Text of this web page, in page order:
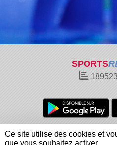
SPORTS
189523
Charte cookies
Informations légales
Ce site utilise des cookies et
que vous souhaitez activer